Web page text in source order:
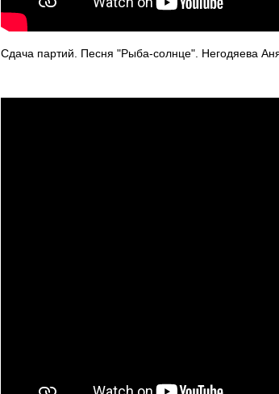
Сдача партий. Песня "Рыба-солнце". Негодяева